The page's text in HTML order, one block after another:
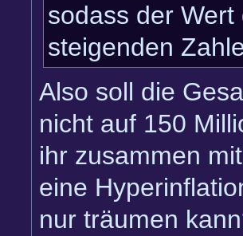
sodass der Wert
steigenden
Also soll die
nicht auf 150
ihr zusammen
eine
nur träumen